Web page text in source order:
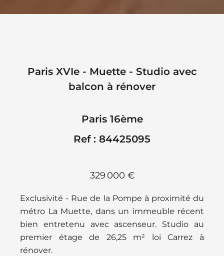
Paris XVIe - Muette - Studio avec
balcon à rénover
Paris 16ème
Ref : 84425095
329 000 €
Exclusivité - Rue de la Pompe à proximité du
métro La Muette, dans un immeuble récent
bien entretenu avec ascenseur. Studio au
premier étage de 26,25 m² loi Carrez à
rénover.